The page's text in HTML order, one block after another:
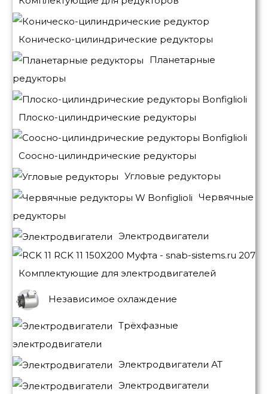
Коническо-цилиндрические редукторы
Планетарные
редукторы
Плоско-цилиндрические редукторы
Соосно-цилиндрические редукторы
Угловые редукторы
Червячные
редукторы
Электродвигатели
Комплектующие для электродвигателей
Независимое охлаждение
Трёхфазные
электродвигатели
Электродвигатели АТ
Электродвигатели